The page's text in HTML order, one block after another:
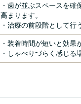
・歯が並ぶスペースを
高まります。
・治療の前段階として行
・装着時間が短いと効果
・しゃべりづらく感じる